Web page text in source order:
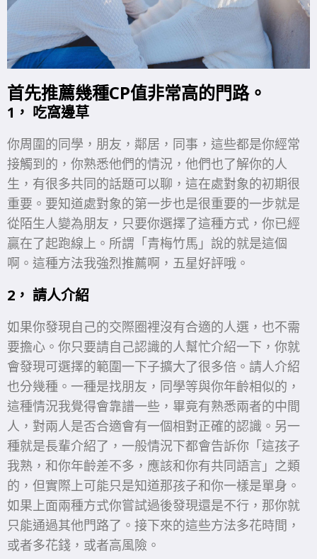
首先推薦幾種CP值非常高的門路。
1， 吃窩邊草
你周圍的同學，朋友，鄰居，同事，這些都是你經常
接觸到的，你熟悉他們的情況，他們也了解你的人
生，有很多共同的話題可以聊，這在處對象的初期很
重要。要知道處對象的第一步也是很重要的一步就是
從陌生人變為朋友，只要你選擇了這種方式，你已經
贏在了起跑線上。所謂「青梅竹馬」說的就是這個
啊。這種方法我強烈推薦啊，五星好評哦。
2， 請人介紹
如果你發現自己的交際圈裡沒有合適的人選，也不需
要擔心。你只要請自己認識的人幫忙介紹一下，你就
會發現可選擇的範圍一下子擴大了很多倍。請人介紹
也分幾種。一種是找朋友，同學等與你年齡相似的，
這種情況我覺得會靠譜一些，畢竟有熟悉兩者的中間
人，對兩人是否合適會有一個相對正確的認識。另一
種就是長輩介紹了，一般情況下都會告訴你「這孩子
我熟，和你年齡差不多，應該和你有共同語言」之類
的，但實際上可能只是知道那孩子和你一樣是單身。
如果上面兩種方式你嘗試過後發現還是不行，那你就
只能通過其他門路了。接下來的這些方法多花時間，
或者多花錢，或者高風險。